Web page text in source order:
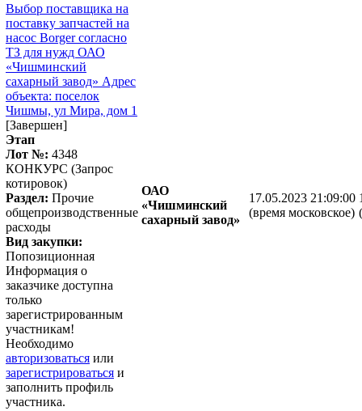
Выбор поставщика на
поставку запчастей на
насос Borger согласно
ТЗ для нужд ОАО
«Чишминский
сахарный завод» Адрес
объекта: поселок
Чишмы, ул Мира, дом 1
[Завершен]
Этап
Лот №: 4348
КОНКУРС (Запрос
котировок)
Раздел: Прочие
общепроизводственные
расходы
Вид закупки:
Попозиционная
Информация о
заказчике доступна
только
зарегистрированным
участникам!
Необходимо
авторизоваться или
зарегистрироваться и
заполнить профиль
участника.
ОАО
«Чишминский
сахарный завод»
17.05.2023 21:09:00
(время московское)